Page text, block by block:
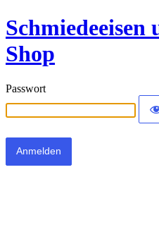
Schmiedeeisen
Shop
Passwort